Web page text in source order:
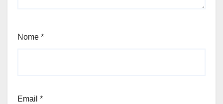
Nome *
Email *